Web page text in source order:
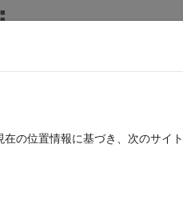
サインインしてこの質
サインインして
の位置情報に基づき、次のサイ